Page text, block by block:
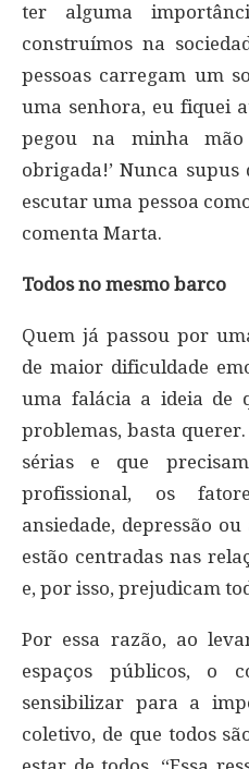
ter alguma
construímos na
pessoas carregam um
uma senhora, eu fiquei
pegou na minha
obrigada!’ Nunca
escutar uma pessoa
comenta Marta.
Todos no mesmo barco
Quem já passou por
de maior dificuldade
uma falácia a ideia de
problemas, basta
sérias e que
profissional, os
ansiedade, depressão
estão centradas nas
e, por isso, prejudicam
Por essa razão, ao
espaços públicos, o
sensibilizar para a
coletivo, de que todos